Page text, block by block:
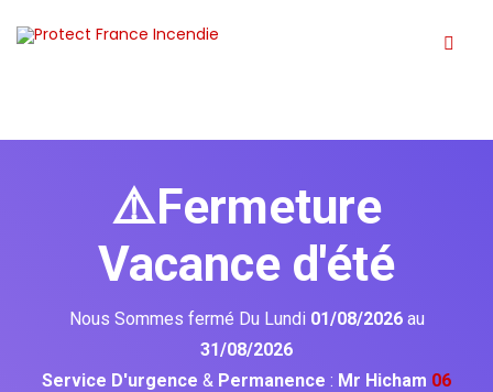
⚠️Fermeture
Vacance d'été
Nous Sommes fermé Du Lundi 01/08/2026 au
31/08/2026
Service D'urgence & Permanence : Mr Hicham 06